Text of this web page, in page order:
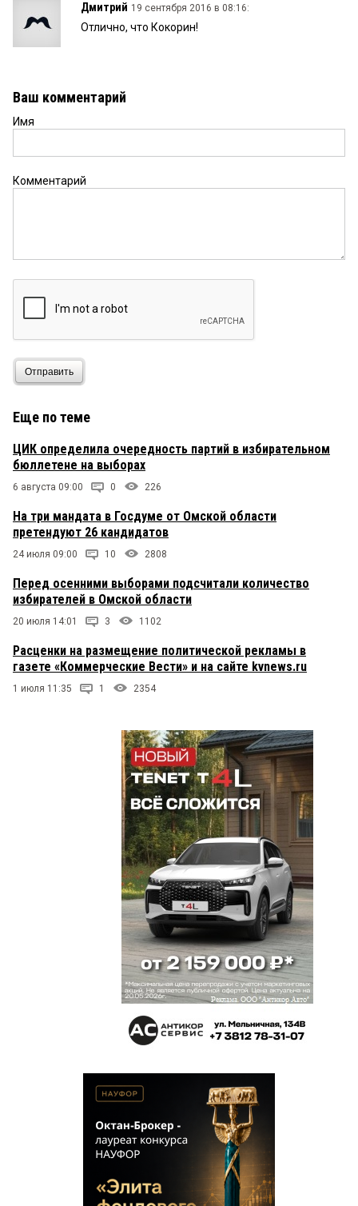
Дмитрий 19 сентября 2016 в 08:16:
Отлично, что Кокорин!
Ваш комментарий
Имя
Комментарий
Отправить
Еще по теме
ЦИК определила очередность партий в избирательном
бюллетене на выборах
6 августа 09:00 0 226
На три мандата в Госдуме от Омской области
претендуют 26 кандидатов
24 июля 09:00 10 2808
Перед осенними выборами подсчитали количество
избирателей в Омской области
20 июля 14:01 3 1102
Расценки на размещение политической рекламы в
газете «Коммерческие Вести» и на сайте kvnews.ru
1 июля 11:35 1 2354